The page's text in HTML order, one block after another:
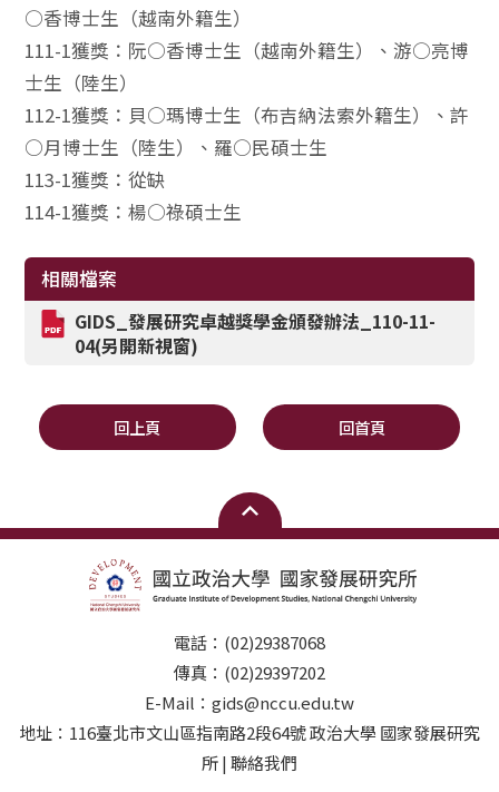
○香博士生（越南外籍生）
111-1獲獎：阮○香博士生（越南外籍生）、游○亮博
士生（陸生）
112-1獲獎：貝○瑪博士生（布吉納法索外籍生）、許
○月博士生（陸生）、羅○民碩士生
113-1獲獎：從缺
114-1獲獎：楊○祿碩士生
相關檔案
GIDS_發展研究卓越獎學金頒發辦法_110-11-
04(另開新視窗)
回上頁 回首頁
電話：(02)29387068
傳真：(02)29397202
E-Mail：gids@nccu.edu.tw
地址：116臺北市文山區指南路2段64號 政治大學 國家發展研究
所 | 聯絡我們